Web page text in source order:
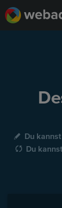
Du
Du